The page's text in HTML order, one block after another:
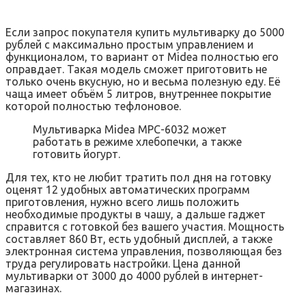
Если запрос покупателя купить мультиварку до 5000
рублей с максимально простым управлением и
функционалом, то вариант от Midea полностью его
оправдает. Такая модель сможет приготовить не
только очень вкусную, но и весьма полезную еду. Её
чаща имеет объём 5 литров, внутреннее покрытие
которой полностью тефлоновое.
Мультиварка Midea MPC-6032 может
работать в режиме хлебопечки, а также
готовить йогурт.
Для тех, кто не любит тратить пол дня на готовку
оценят 12 удобных автоматических программ
приготовления, нужно всего лишь положить
необходимые продукты в чашу, а дальше гаджет
справится с готовкой без вашего участия. Мощность
составляет 860 Вт, есть удобный дисплей, а также
электронная система управления, позволяющая без
труда регулировать настройки. Цена данной
мультиварки от 3000 до 4000 рублей в интернет-
магазинах.